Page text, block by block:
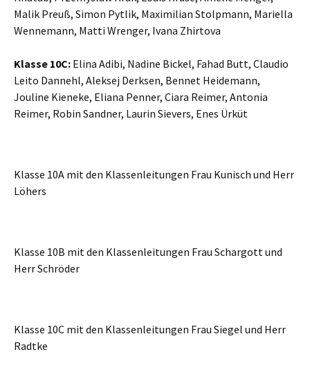
Malik Preuß, Simon Pytlik, Maximilian Stolpmann, Mariella
Wennemann, Matti Wrenger, Ivana Zhirtova
Klasse 10C: Elina Adibi, Nadine Bickel, Fahad Butt, Claudio
Leito Dannehl, Aleksej Derksen, Bennet Heidemann,
Jouline Kieneke, Eliana Penner, Ciara Reimer, Antonia
Reimer, Robin Sandner, Laurin Sievers, Enes Ürküt
Klasse 10A mit den Klassenleitungen Frau Kunisch und Herr
Löhers
Klasse 10B mit den Klassenleitungen Frau Schargott und
Herr Schröder
Klasse 10C mit den Klassenleitungen Frau Siegel und Herr
Radtke